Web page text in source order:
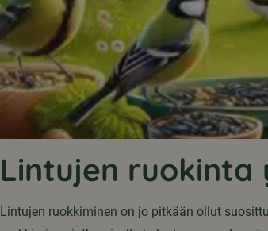
Lintujen ruokinta
Lintujen ruokkiminen on jo pitkään ollut